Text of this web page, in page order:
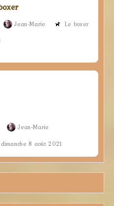
Jean-Marie
Le boxer
Jean-Marie
8 août 2021